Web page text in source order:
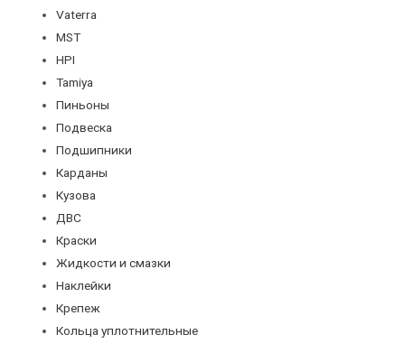
Vaterra
MST
HPI
Tamiya
Пиньоны
Подвеска
Подшипники
Карданы
Кузова
ДВС
Краски
Жидкости и смазки
Наклейки
Крепеж
Кольца уплотнительные